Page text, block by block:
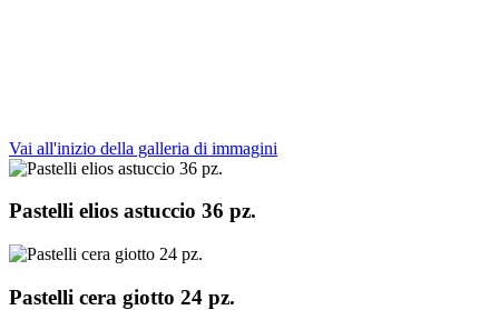
Vai all'inizio della galleria di immagini
Pastelli elios astuccio 36 pz.
Pastelli cera giotto 24 pz.